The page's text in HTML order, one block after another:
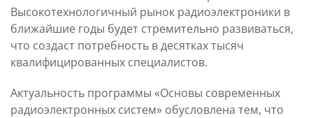
Высокотехнологичный рынок радиоэлектроники в
ближайшие годы будет стремительно развиваться,
что создаст потребность в десятках тысяч
квалифицированных специалистов.
Актуальность программы «Основы современных
радиоэлектронных систем» обусловлена тем, что